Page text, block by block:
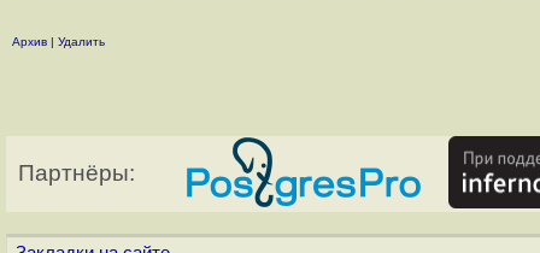
Архив | Удалить
Партнёры: